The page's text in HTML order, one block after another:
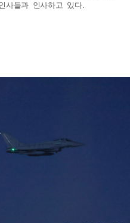
사들과 인사하고 있다.